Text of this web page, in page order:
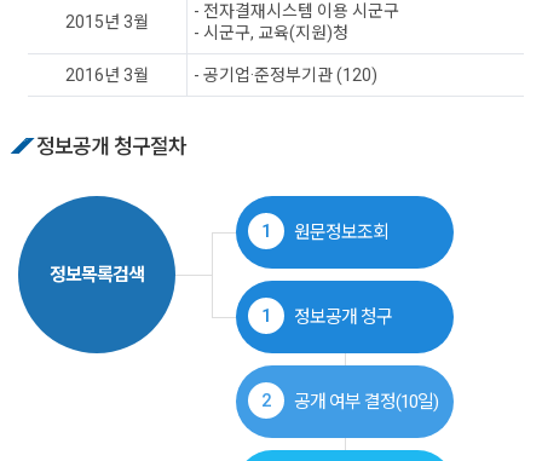
2015년 3월
- 전자결재시스템 이용 시군구
- 시군구, 교육(지원)청
2016년 3월 - 공기업·준정부기관 (120)
정보공개 청구절차
정보목록검색
1 원문정보조회
1 정보공개 청구
2 공개 여부 결정(10일)